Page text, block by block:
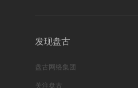
HB-SPH06密集柜
发现盘古
盘古网络集团
关注盘古